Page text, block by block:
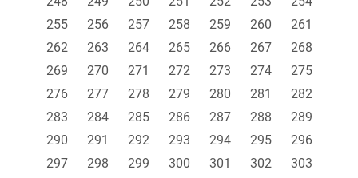
255
256 257 258 259 260
261
262
263 264 265 266 267
268
269
270 271 272 273 274
275
276
277 278 279 280 281
282
283
284 285 286 287 288
289
290
291 292 293 294 295
296
297
298 299 300 301 302
303